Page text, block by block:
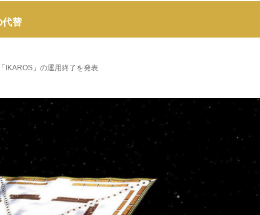
代替
IKAROS」の運用終了を発表